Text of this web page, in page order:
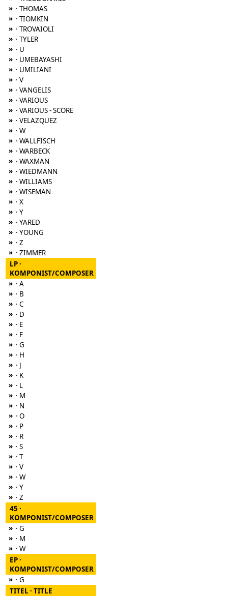
» · THOMAS
» · TIOMKIN
» · TROVAIOLI
» · TYLER
» · U
» · UMEBAYASHI
» · UMILIANI
» · V
» · VANGELIS
» · VARIOUS
» · VARIOUS - SCORE
» · VELAZQUEZ
» · W
» · WALLFISCH
» · WARBECK
» · WAXMAN
» · WIEDMANN
» · WILLIAMS
» · WISEMAN
» · X
» · Y
» · YARED
» · YOUNG
» · Z
» · ZIMMER
LP ·
KOMPONIST/COMPOSER
» · A
» · B
» · C
» · D
» · E
» · F
» · G
» · H
» · J
» · K
» · L
» · M
» · N
» · O
» · P
» · R
» · S
» · T
» · V
» · W
» · Y
» · Z
45 ·
KOMPONIST/COMPOSER
» · G
» · M
» · W
EP ·
KOMPONIST/COMPOSER
» · G
TITEL · TITLE